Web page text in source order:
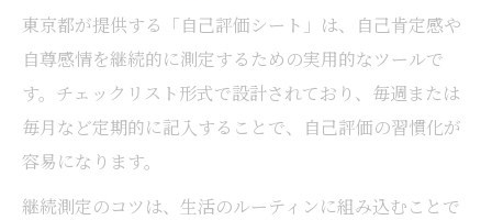
東京都が提供する「自己評価シート」は、自己肯定感や
自尊感情を継続的に測定するための実用的なツールで
す。チェックリスト形式で設計されており、毎週または
毎月など定期的に記入することで、自己評価の習慣化が
容易になります。
継続測定のコツは、生活のルーティンに組み込むことで